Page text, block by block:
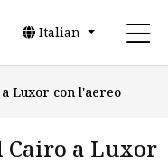
Italian
Luxor con l'aereo
a Luxor